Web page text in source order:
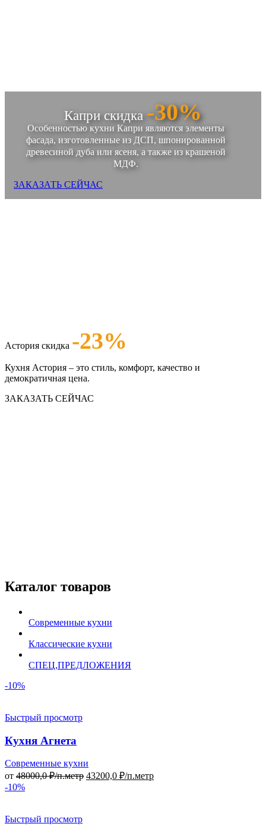
Капри скидка -30%
Особенностью кухни Капри являются элементы
фасада, изготовленные из ДСП, шпонированной
древесиной дуба или ясеня, а также из крашеной
МДФ.
ЗАКАЗАТЬ СЕЙЧАС
Астория скидка -23%
Кухня Астория – это стиль, комфорт, качество и
демократичная цена.
ЗАКАЗАТЬ СЕЙЧАС
Каталог товаров
Современные кухни
Классические кухни
СПЕЦ,ПРЕДЛОЖЕНИЯ
-10%
Быстрый просмотр
Кухня Агнета
Современные кухни
от 48000,0₽/п.метр 43200,0 ₽/п.метр
-10%
Быстрый просмотр